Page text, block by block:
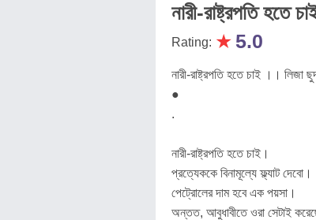
নারী-রাষ্ট্রপতি হতে
Rating: ★ 5.0
নারী-রাষ্ট্রপতি হতে চাই ।। লিজা
●
.
নারী-রাষ্ট্রপতি হতে চাই।
প্রত্যেককে বিনামূল্যে ফ্ল্যাট দেবো।
পেট্রোলের দাম হবে এক পয়সা।
অন্তত, আবুধাবীতে ওরা সেটাই